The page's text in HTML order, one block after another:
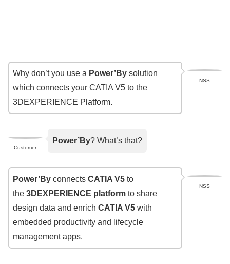
NSS
Why don’t you use a Power’By solution
which connects your CATIA V5 to the
3DEXPERIENCE Platform.
Customer
Power’By? What’s that?
NSS
Power’By connects CATIA V5 to
the 3DEXPERIENCE platform to share
design data and enrich CATIA V5 with
embedded productivity and lifecycle
management apps.